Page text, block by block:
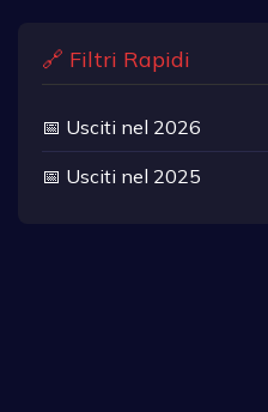
🔗 Filtri Rapidi
📅 Usciti nel 2026
📅 Usciti nel 2025